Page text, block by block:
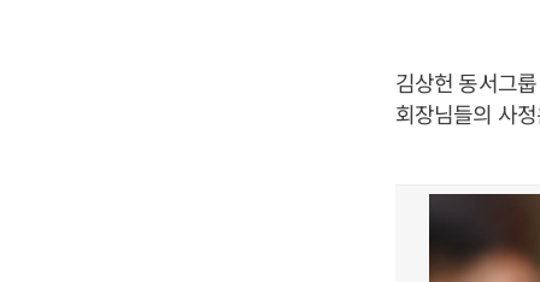
김상헌 동서그
회장님들의 사